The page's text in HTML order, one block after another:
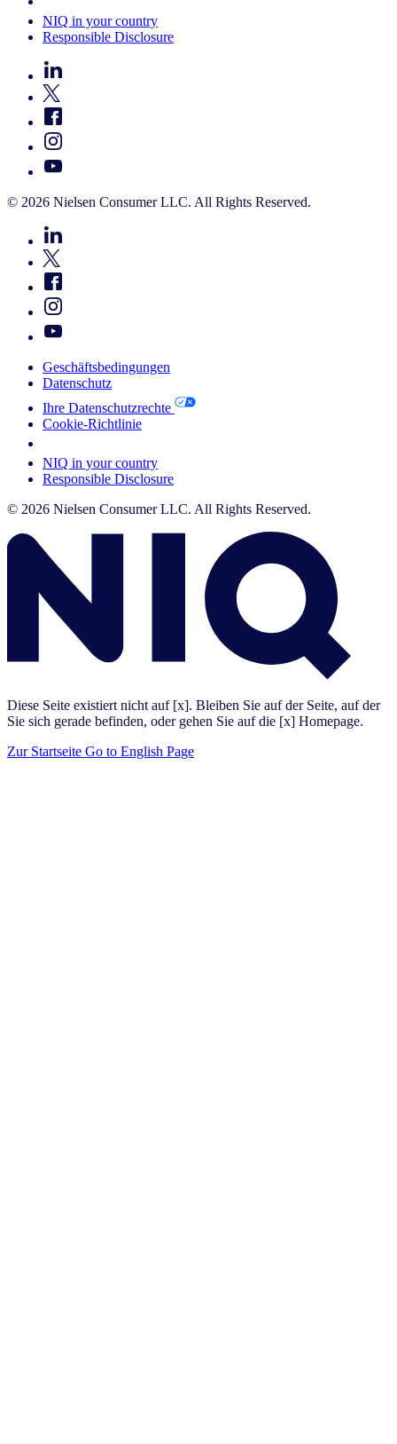
NIQ in your country
Responsible Disclosure
© 2026 Nielsen Consumer LLC. All Rights Reserved.
Geschäftsbedingungen
Datenschutz
Ihre Datenschutzrechte
Cookie-Richtlinie
NIQ in your country
Responsible Disclosure
© 2026 Nielsen Consumer LLC. All Rights Reserved.
Diese Seite existiert nicht auf [x]. Bleiben Sie auf der Seite, auf der
Sie sich gerade befinden, oder gehen Sie auf die [x] Homepage.
Zur Startseite Go to English Page